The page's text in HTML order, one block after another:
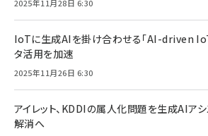
2025年11月28日 6:30
IoTに生成AIを掛け合わせる「AI-driven
タ活用を加速
2025年11月26日 6:30
アイレット、KDDIの属人化問題を生成AIア
解消へ